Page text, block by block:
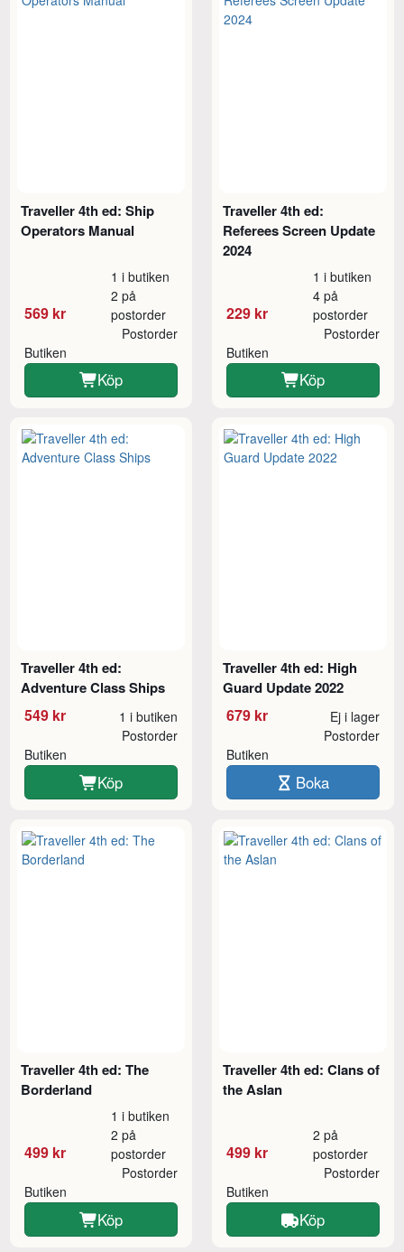
Traveller 4th ed: Ship
Operators Manual
569 kr
1 i butiken
2 på
postorder
Butiken
Postorder
Köp
Traveller 4th ed:
Referees Screen Update
2024
229 kr
1 i butiken
4 på
postorder
Butiken
Postorder
Köp
Traveller 4th ed:
Adventure Class Ships
549 kr 1 i butiken
Butiken
Postorder
Köp
Traveller 4th ed: High
Guard Update 2022
679 kr Ej i lager
Butiken
Postorder
Boka
Traveller 4th ed: The
Borderland
499 kr
1 i butiken
2 på
postorder
Butiken
Postorder
Köp
Traveller 4th ed: Clans of
the Aslan
499 kr
2 på
postorder
Butiken
Postorder
Köp